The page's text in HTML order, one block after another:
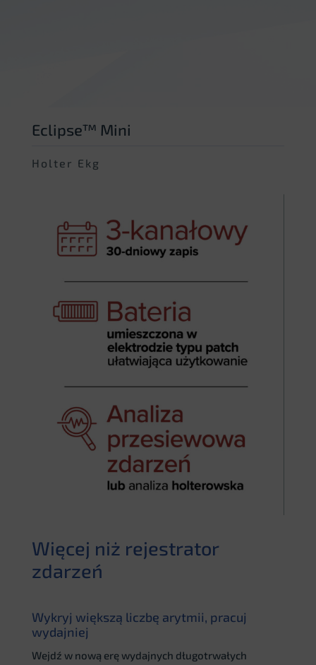
Eclipse™ Mini
Holter Ekg
Więcej niż rejestrator
zdarzeń
Wykryj większą liczbę arytmii, pracuj
wydajniej
Wejdź w nową erę wydajnych długotrwałych